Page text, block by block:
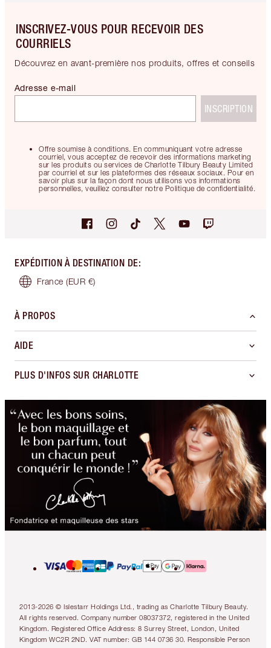
INSCRIVEZ-VOUS POUR RECEVOIR DES
COURRIELS
Découvrez en avant-première nos produits, offres et conseils
Offre soumise à conditions. En communiquant votre adresse
courriel, vous acceptez de recevoir des informations marketing
sur les produits ou services de Charlotte Tilbury Beauty Limited
par courriel et sur les plateformes des réseaux sociaux. Pour en
savoir plus sur la façon dont nous utilisons vos informations
personnelles, veuillez consulter notre Politique de confidentialité.
Adresse e-mail
INSCRIPTION
EXPÉDITION À DESTINATION DE:
France (EUR €)
À PROPOS
AIDE
PLUS D'INFOS SUR CHARLOTTE
2013-2026 © Islestarr Holdings Ltd., trading as Charlotte Tilbury Beauty.
All rights reserved. Company number 08037372, registered in the United
Kingdom. Registered Office Address: 8 Surrey Street, London, United
Kingdom WC2R 2ND. VAT number: GB 144 0736 30. Responsible Person